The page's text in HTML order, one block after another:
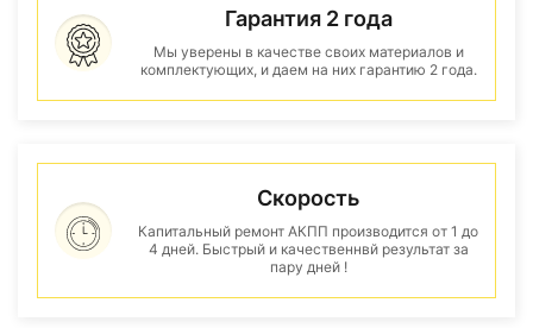
Гарантия 2 года
Мы уверены в качестве своих материалов и
комплектующих, и даем на них гарантию 2 года.
Скорость
Капитальный ремонт АКПП производится от 1 до
4 дней. Быстрый и качественнвй результат за
пару дней !